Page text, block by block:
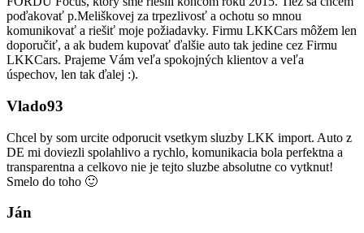
poďakovať p.Meliškovej za trpezlivosť a ochotu so mnou
komunikovať a riešiť moje požiadavky. Firmu LKKCars môžem len
doporučiť, a ak budem kupovať ďalšie auto tak jedine cez Firmu
LKKCars. Prajeme Vám veľa spokojných klientov a veľa
úspechov, len tak ďalej :).
Vlado93
Chcel by som urcite odporucit vsetkym sluzby LKK import. Auto z
DE mi doviezli spolahlivo a rychlo, komunikacia bola perfektna a
transparentna a celkovo nie je tejto sluzbe absolutne co vytknut!
Smelo do toho 🙂
Ján